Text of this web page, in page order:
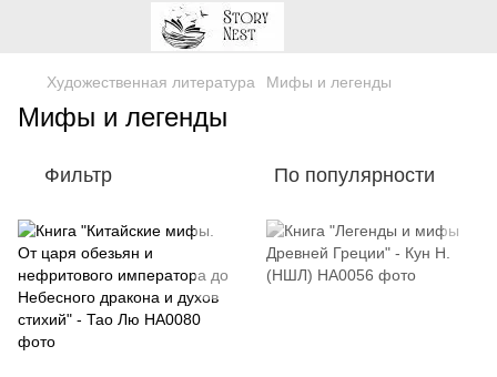
Художественная литература Мифы и легенды
Мифы и легенды
Фильтр По популярности